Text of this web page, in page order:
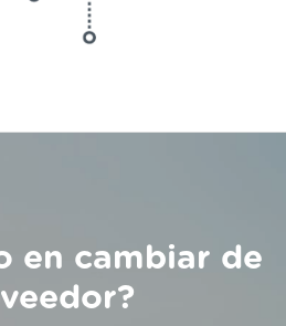
en cambiar de